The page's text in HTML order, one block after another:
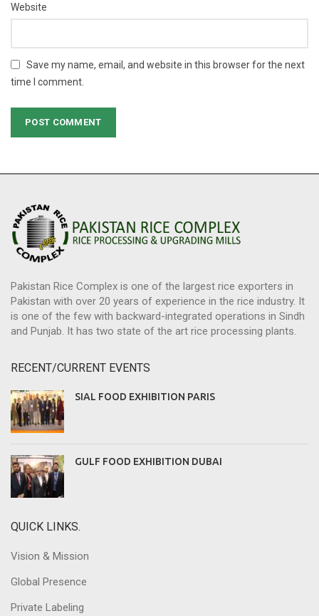
Website
Save my name, email, and website in this browser for the next
time I comment.
Pakistan Rice Complex is one of the largest rice exporters in
Pakistan with over 20 years of experience in the rice industry. It
is one of the few with backward-integrated operations in Sindh
and Punjab. It has two state of the art rice processing plants.
RECENT/CURRENT EVENTS
SIAL FOOD EXHIBITION PARIS
GULF FOOD EXHIBITION DUBAI
QUICK LINKS.
Vision & Mission
Global Presence
Private Labeling